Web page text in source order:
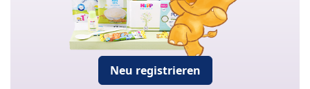
Neu registrieren